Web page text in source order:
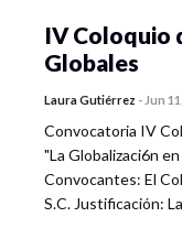
IV Coloquio
Globales
Laura Gutiérrez - Jun
Convocatoria IV
"La Globalizaci6n
Convocantes: El
S.C. Justificación: